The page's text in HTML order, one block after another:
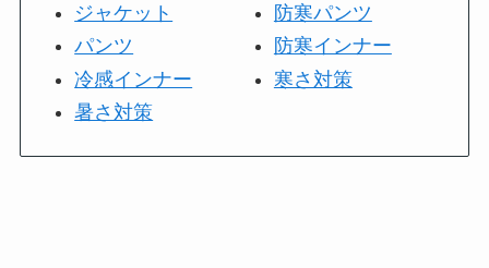
ジャケット
パンツ
冷感インナー
暑さ対策
防寒パンツ
防寒インナー
寒さ対策